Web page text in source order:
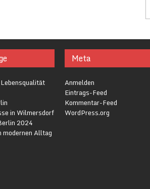
in Wilmersdorf
2024
modernen Alltag
Meta
Anmelden
Eintrags-Feed
Kommentar-Feed
WordPress.org